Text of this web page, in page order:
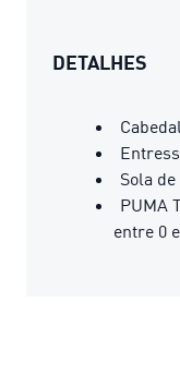
DETALHES
Sola
PUMA
entre 0